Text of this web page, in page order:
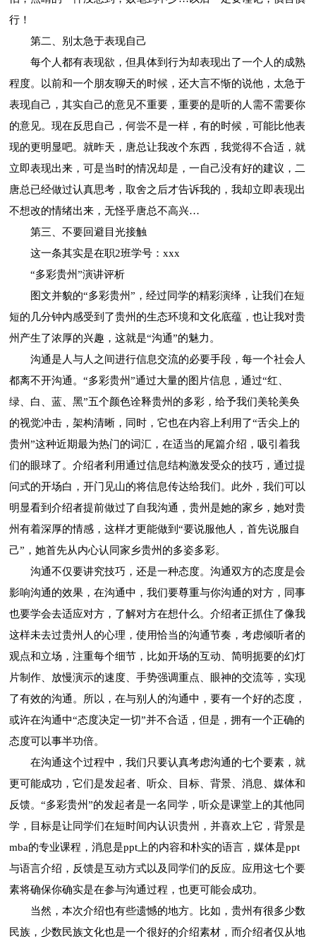
行！
第二、别太急于表现自己
每个人都有表现欲，但具体到行为却表现出了一个人的成熟
程度。以前和一个朋友聊天的时候，还大言不惭的说他，太急于
表现自己，其实自己的意见不重要，重要的是听的人需不需要你
的意见。现在反思自己，何尝不是一样，有的时候，可能比他表
现的更明显吧。就昨天，唐总让我改个东西，我觉得不合适，就
立即表现出来，可是当时的情况却是，一自己没有好的建议，二
唐总已经做过认真思考，取舍之后才告诉我的，我却立即表现出
不想改的情绪出来，无怪乎唐总不高兴…
第三、不要回避目光接触
这一条其实是在职2班学号：xxx
“多彩贵州”演讲评析
图文并貌的“多彩贵州”，经过同学的精彩演绎，让我们在短
短的几分钟内感受到了贵州的生态环境和文化底蕴，也让我对贵
州产生了浓厚的兴趣，这就是“沟通”的魅力。
沟通是人与人之间进行信息交流的必要手段，每一个社会人
都离不开沟通。“多彩贵州”通过大量的图片信息，通过“红、
绿、白、蓝、黑”五个颜色诠释贵州的多彩，给予我们美轮美奂
的视觉冲击，架构清晰，同时，它也在内容上利用了“舌尖上的
贵州”这种近期最为热门的词汇，在适当的尾篇介绍，吸引着我
们的眼球了。介绍者利用通过信息结构激发受众的技巧，通过提
问式的开场白，开门见山的将信息传达给我们。此外，我们可以
明显看到介绍者提前做过了自我沟通，贵州是她的家乡，她对贵
州有着深厚的情感，这样才更能做到“要说服他人，首先说服自
己”，她首先从内心认同家乡贵州的多姿多彩。
沟通不仅要讲究技巧，还是一种态度。沟通双方的态度是会
影响沟通的效果，在沟通中，我们要尊重与你沟通的对方，同事
也要学会去适应对方，了解对方在想什么。介绍者正抓住了像我
这样未去过贵州人的心理，使用恰当的沟通节奏，考虑倾听者的
观点和立场，注重每个细节，比如开场的互动、简明扼要的幻灯
片制作、放慢演示的速度、手势强调重点、眼神的交流等，实现
了有效的沟通。所以，在与别人的沟通中，要有一个好的态度，
或许在沟通中“态度决定一切”并不合适，但是，拥有一个正确的
态度可以事半功倍。
在沟通这个过程中，我们只要认真考虑沟通的七个要素，就
更可能成功，它们是发起者、听众、目标、背景、消息、媒体和
反馈。“多彩贵州”的发起者是一名同学，听众是课堂上的其他同
学，目标是让同学们在短时间内认识贵州，并喜欢上它，背景是
mba的专业课程，消息是ppt上的内容和朴实的语言，媒体是ppt
与语言介绍，反馈是互动方式以及同学们的反应。应用这七个要
素将确保你确实是在参与沟通过程，也更可能会成功。
当然，本次介绍也有些遗憾的地方。比如，贵州有很多少数
民族，少数民族文化也是一个很好的介绍素材，而介绍者仅从地